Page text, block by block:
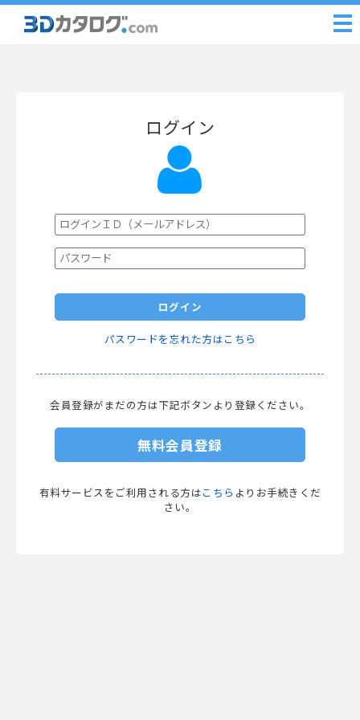
ログイン
ログイン
パスワードを忘れた方はこちら
会員登録がまだの方は下記ボタンより登録ください。
無料会員登録
有料サービスをご利用される方は こちら よりお手続きくだ
さい。